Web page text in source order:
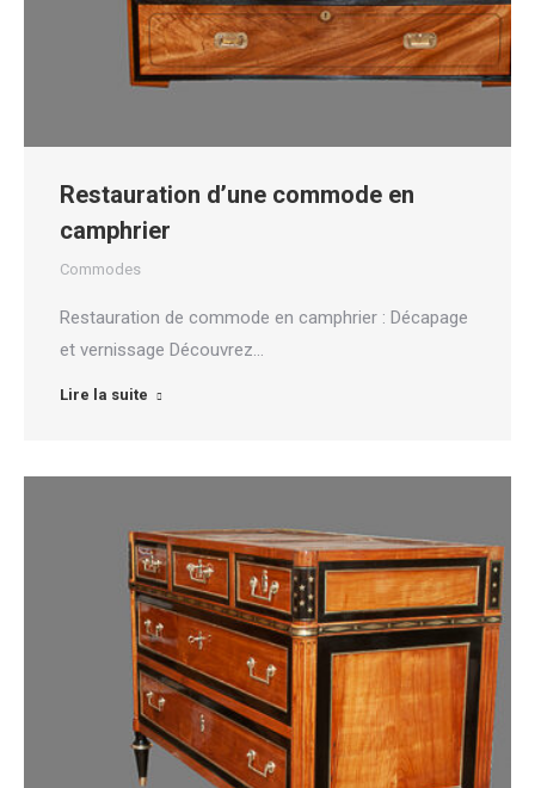
Restauration d’une commode en
camphrier
Commodes
Restauration de commode en camphrier : Décapage
et vernissage Découvrez…
Lire la suite